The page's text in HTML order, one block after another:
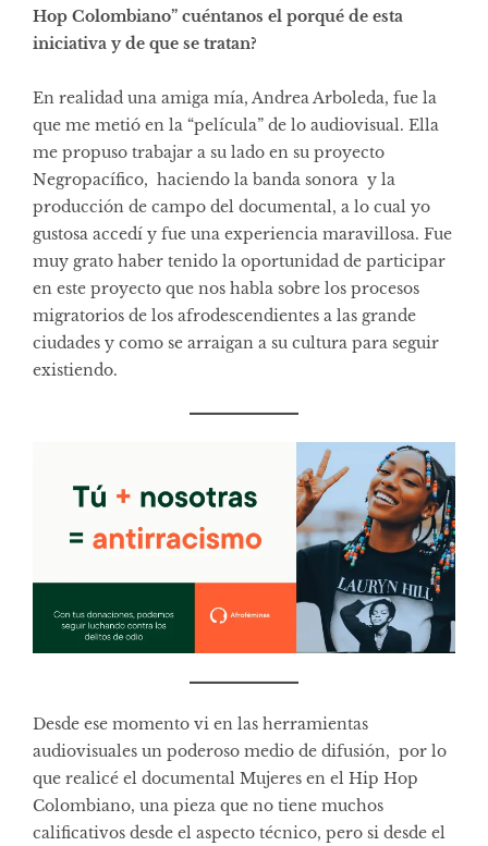
Hop Colombiano” cuéntanos el porqué de esta
iniciativa y de que se tratan?
En realidad una amiga mía, Andrea Arboleda, fue la
que me metió en la “película” de lo audiovisual. Ella
me propuso trabajar a su lado en su proyecto
Negropacífico, haciendo la banda sonora y la
producción de campo del documental, a lo cual yo
gustosa accedí y fue una experiencia maravillosa. Fue
muy grato haber tenido la oportunidad de participar
en este proyecto que nos habla sobre los procesos
migratorios de los afrodescendientes a las grande
ciudades y como se arraigan a su cultura para seguir
existiendo.
Desde ese momento vi en las herramientas
audiovisuales un poderoso medio de difusión, por lo
que realicé el documental Mujeres en el Hip Hop
Colombiano, una pieza que no tiene muchos
calificativos desde el aspecto técnico, pero si desde el